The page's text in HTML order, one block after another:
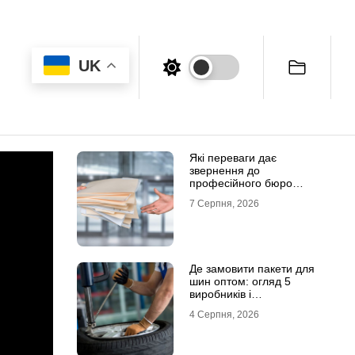
UK
Які переваги дає
звернення до
професійного бюро
7 Серпня, 2026
Де замовити пакети для
шин оптом: огляд 5
виробників і
4 Серпня, 2026